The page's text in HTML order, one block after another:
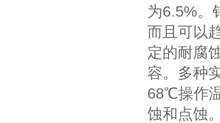
为6.5%。
而且可以
定的耐腐
容。多种
68℃操作
蚀和点蚀